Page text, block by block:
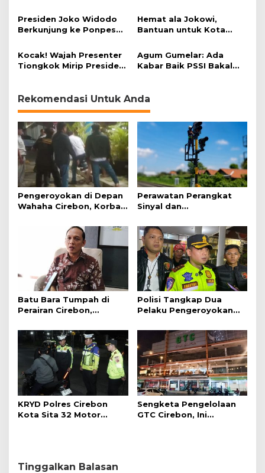
di Cirebon
Presiden Joko Widodo
Berkunjung ke Ponpes
Hemat ala Jokowi,
Bantuan untuk Kota
Kocak! Wajah Presenter
Tiongkok Mirip Presiden
Agum Gumelar: Ada
Kabar Baik PSSI Bakal
Rekomendasi Untuk Anda
Pengeroyokan di Depan
Wahaha Cirebon, Korban
Perawatan Perangkat
Sinyal dan
Perjalanan Kereta Api
Batu Bara Tumpah di
Perairan Cirebon,
Hijau
Polisi Tangkap Dua
Pelaku Pengeroyokan
KRYD Polres Cirebon
Kota Sita 32 Motor
Sengketa Pengelolaan
GTC Cirebon, Ini
Tinggalkan Balasan